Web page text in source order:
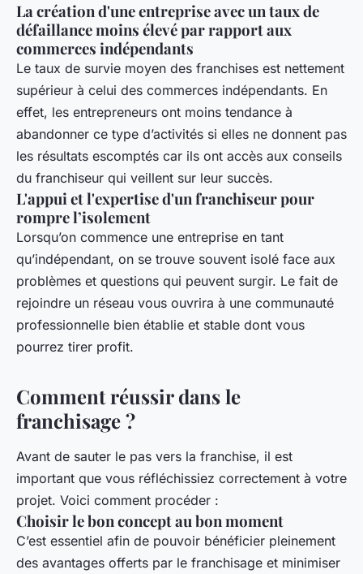
La création d'une entreprise avec un taux de
défaillance moins élevé par rapport aux
commerces indépendants
Le taux de survie moyen des franchises est nettement
supérieur à celui des commerces indépendants. En
effet, les entrepreneurs ont moins tendance à
abandonner ce type d’activités si elles ne donnent pas
les résultats escomptés car ils ont accès aux conseils
du franchiseur qui veillent sur leur succès.
L'appui et l'expertise d'un franchiseur pour
rompre l’isolement
Lorsqu’on commence une entreprise en tant
qu’indépendant, on se trouve souvent isolé face aux
problèmes et questions qui peuvent surgir. Le fait de
rejoindre un réseau vous ouvrira à une communauté
professionnelle bien établie et stable dont vous
pourrez tirer profit.
Comment réussir dans le
franchisage ?
Avant de sauter le pas vers la franchise, il est
important que vous réfléchissiez correctement à votre
projet. Voici comment procéder :
Choisir le bon concept au bon moment
C’est essentiel afin de pouvoir bénéficier pleinement
des avantages offerts par le franchisage et minimiser